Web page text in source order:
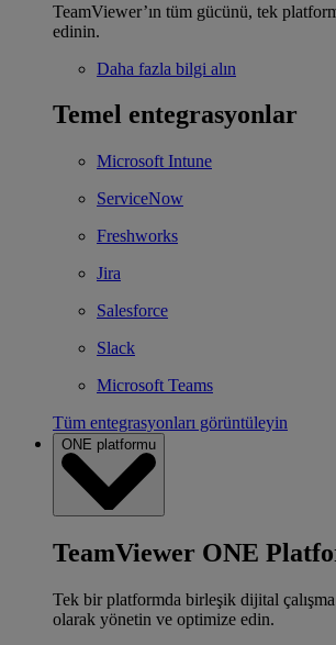
TeamViewer’ın tüm gücünü, tek
edinin.
Daha fazla bilgi alın
Temel entegrasyonlar
Microsoft Intune
ServiceNow
Freshworks
Jira
Salesforce
Slack
Microsoft Teams
Tüm entegrasyonları görüntüleyin
ONE platformu
TeamViewer ONE
Tek bir platformda birleşik dijital çalışma
olarak yönetin ve optimize edin.